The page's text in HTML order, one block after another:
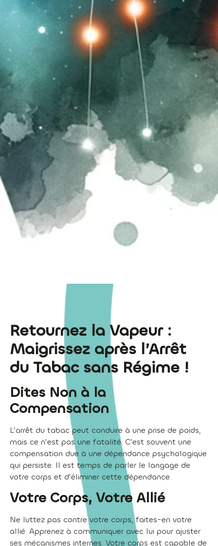
Retournez la Vapeur :
Maigrissez après l’Arrêt
du Tabac sans Régime !
Dites Non à la
Compensation
L’arrêt du tabac peut conduire à une prise de poids,
mais ce n’est pas une fatalité. C’est souvent une
compensation due à une dépendance psychologique
qui persiste. Il est temps de parler le langage de
votre corps et d’éliminer cette dépendance.
Votre Corps, Votre Allié
Ne luttez pas contre votre corps, faites-en votre
allié. Apprenez à communiquer avec lui pour ajuster
ses mécanismes internes. Votre corps est capable de